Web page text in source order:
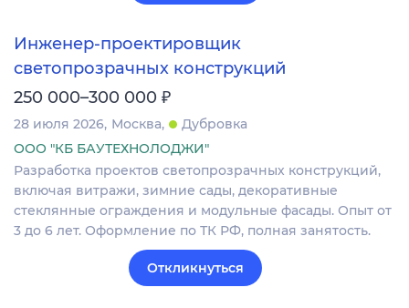
Инженер-проектировщик
светопрозрачных конструкций
250 000–300 000 ₽
28 июля 2026 Москва
Дубровка
ООО "КБ БАУТЕХНОЛОДЖИ"
Разработка проектов светопрозрачных конструкций,
включая витражи, зимние сады, декоративные
стеклянные ограждения и модульные фасады. Опыт от
3 до 6 лет. Оформление по ТК РФ, полная занятость.
Откликнуться